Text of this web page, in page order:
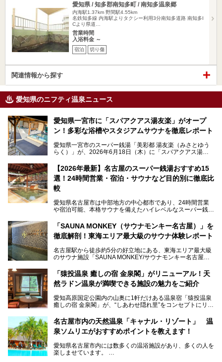
愛知県 / 知多郡南知多町 / 南知多温泉郷
内海駅1.37km 野間駅4.55km
名鉄知多線 内海駅よりタクシー利用3分南知多道路 南知多I
Cより県道…
営業時間
入浴料金 ～
宿泊 切り傷
関連情報から探す
愛知県のニフティ温泉ニュース
愛知県一宮市に「スパアクアス湯友楽」がオープ
ン！多彩な浴槽やスタジアムサウナを徹底レポート
愛知県一宮市のスーパー銭湯「美彩都 湯友楽（みさとゆう
らく）」が、2026年6月18日（木）に「スパアクアス湯友
この地で30年にわたり愛され続けてきた施設だからこそ、
地元住民をはじめオープンを待ちわびている人も多いのでは
ないでしょうか。
老朽化した設備の補修を機に、2年前からじっくり構想を練
ってきたというだけあって、館内の充実度は想像以上。
以前の4倍に拡張したという露天エリアや10の浴槽、40人収
容の巨大なスタジアムサウナに、岩盤浴やリラクゼーション
までまるごと楽しめる施設に生まれ変わりました。
今回は、全面リニューアルして新しくなった「スパアクアス
【2026年最新】名古屋のスーパー銭湯おすすめ15
選！24時間営業・宿泊・サウナなど目的別に徹底比
較
愛知県名古屋市は中部地方の中心都市であり、24時間営業
や宿泊可能、本格サウナを備えたハイレベルなスーパー銭湯
そのため、「日々の仕事の疲れを心身ともにリセットした
い」「休日に時間を忘れて1日中ダラダラ過ごしたい」「コ
くある点が魅力です！
お好みの温泉施設を見つけて楽しんでくださいね。
「SAUNA MONKEY（サウナモンキー名古屋）」を
徹底解剖！東海エリア最大級のサウナ体験レポート
名古屋駅から徒歩約5分の好立地にある、東海エリア最大級
のサウナ施設「SAUNA MONKEY/サウナモンキー名古屋」
「名古屋駅周辺ってサウナが少ないよね」という声をよく耳
にするだけあり、アクセスの良さにも胸が高鳴ります。
今回は普段は男性専用となっているパブリックサウナが、女
さっそく取材してきました！
「猿投温泉 癒しの宿 金泉閣」がリニューアル！天
然ラドン温泉が満喫できる施設の魅力をご紹介
愛知高原国定公園内の山奥に1軒だけある温泉宿「猿投温泉
癒しの宿 金泉閣」が、“しあわせ隠れ里”をコンセプトにリニ
天然ラドン温泉が堪能できるお風呂や、新設・改装された客
室、地元の食材と温泉水で作られたお料理……。
ご紹介します。
名古屋市内の天然温泉「キャナル・リゾート」 温
泉ソムリエがおすすめポイントを教えます！
愛知県名古屋市内には数多くの温浴施設があり、多くの人を
楽しませています。